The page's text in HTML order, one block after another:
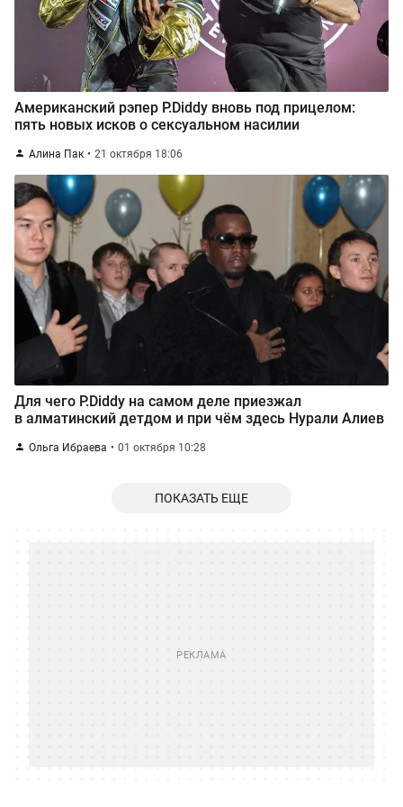
Американский рэпер P.Diddy вновь под прицелом:
пять новых исков о сексуальном насилии
Алина Пак 21 октября 18:06
Для чего P.Diddy на самом деле приезжал
в алматинский детдом и при чём здесь Нурали Алиев
Ольга Ибраева 01 октября 10:28
ПОКАЗАТЬ ЕЩЕ